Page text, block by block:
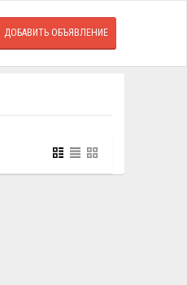
ДОБАВИТЬ ОБЪЯВЛЕНИЕ